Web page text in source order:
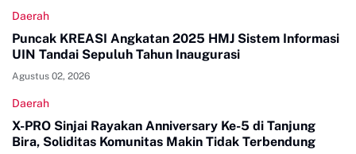
Daerah
Puncak KREASI Angkatan 2025 HMJ Sistem Informasi
UIN Tandai Sepuluh Tahun Inaugurasi
Agustus 02, 2026
Daerah
X-PRO Sinjai Rayakan Anniversary Ke-5 di Tanjung
Bira, Soliditas Komunitas Makin Tidak Terbendung